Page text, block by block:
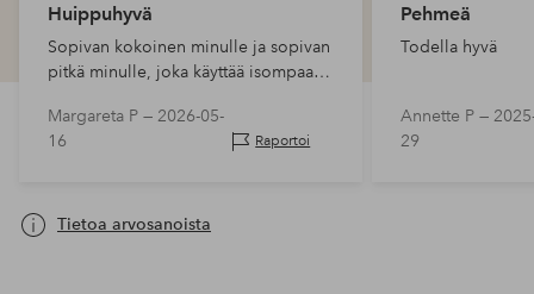
Huippuhyvä
Sopivan kokoinen minulle ja sopivan
pitkä minulle, joka käyttää isompaa
Margareta P — 2026-05-
16
Raportoi
Pehmeä
Todella hyvä
Annette P —
29
Tietoa arvosanoista